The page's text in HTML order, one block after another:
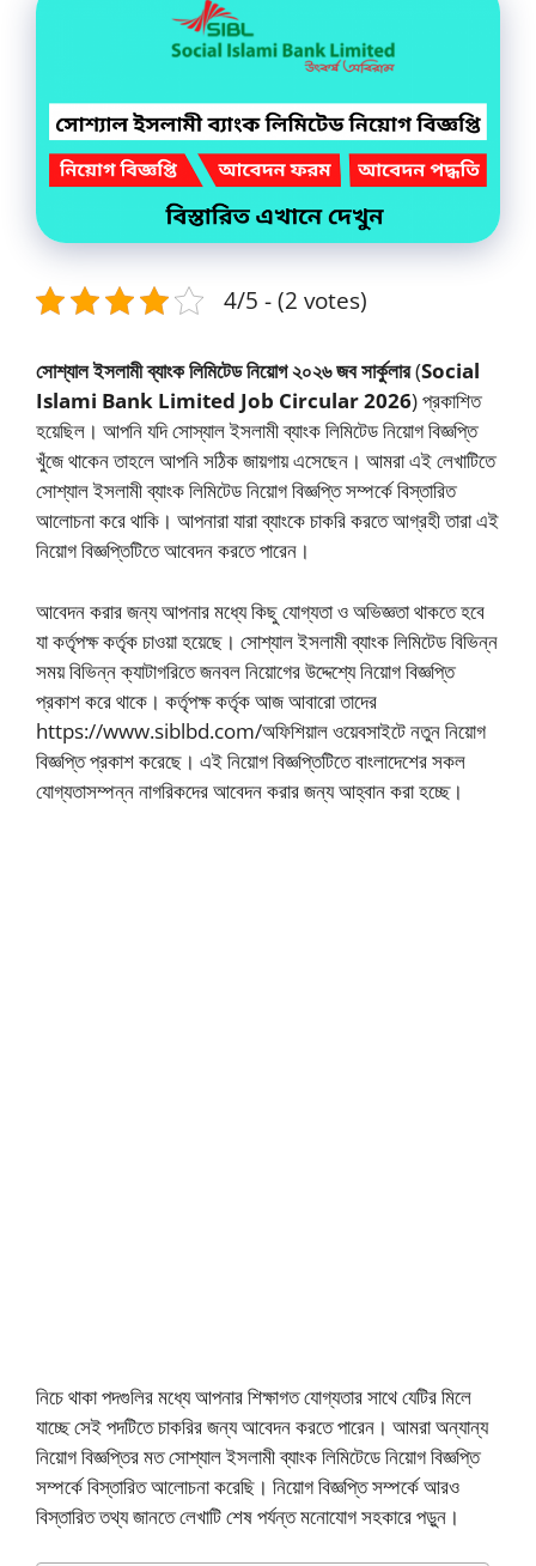
4/5 - (2 votes)
সোশ্যাল ইসলামী ব্যাংক লিমিটেড নিয়োগ ২০২৬ জব সার্কুলার(Social
Islami Bank Limited Job Circular 2026) প্রকাশিত
হয়েছিল। আপনি যদি সোস্যাল ইসলামী ব্যাংক লিমিটেড নিয়োগ বিজ্ঞপ্তি
খুঁজে থাকেন তাহলে আপনি সঠিক জায়গায় এসেছেন। আমরা এই লেখাটিতে
সোশ্যাল ইসলামী ব্যাংক লিমিটেড নিয়োগ বিজ্ঞপ্তি সম্পর্কে বিস্তারিত
আলোচনা করে থাকি। আপনারা যারা ব্যাংকে চাকরি করতে আগ্রহী তারা এই
নিয়োগ বিজ্ঞপ্তিটিতে আবেদন করতে পারেন।
আবেদন করার জন্য আপনার মধ্যে কিছু যোগ্যতা ও অভিজ্ঞতা থাকতে হবে
যা কর্তৃপক্ষ কর্তৃক চাওয়া হয়েছে। সোশ্যাল ইসলামী ব্যাংক লিমিটেড বিভিন্ন
সময় বিভিন্ন ক্যাটাগরিতে জনবল নিয়োগের উদ্দেশ্যে নিয়োগ বিজ্ঞপ্তি
প্রকাশ করে থাকে। কর্তৃপক্ষ কর্তৃক আজ আবারো তাদের
https://www.siblbd.com/অফিশিয়াল ওয়েবসাইটে নতুন নিয়োগ
বিজ্ঞপ্তি প্রকাশ করেছে। এই নিয়োগ বিজ্ঞপ্তিটিতে বাংলাদেশের সকল
যোগ্যতাসম্পন্ন নাগরিকদের আবেদন করার জন্য আহ্বান করা হচ্ছে।
নিচে থাকা পদগুলির মধ্যে আপনার শিক্ষাগত যোগ্যতার সাথে যেটির মিলে
যাচ্ছে সেই পদটিতে চাকরির জন্য আবেদন করতে পারেন। আমরা অন্যান্য
নিয়োগ বিজ্ঞপ্তির মত সোশ্যাল ইসলামী ব্যাংক লিমিটেডে নিয়োগ বিজ্ঞপ্তি
সম্পর্কে বিস্তারিত আলোচনা করেছি। নিয়োগ বিজ্ঞপ্তি সম্পর্কে আরও
বিস্তারিত তথ্য জানতে লেখাটি শেষ পর্যন্ত মনোযোগ সহকারে পড়ুন।